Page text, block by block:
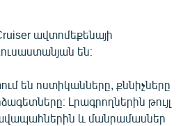
ավտոմեքենայի
են։
են ոստիկանները, քննիչները
Լրագրողներին թույլ
և մանրամասներ